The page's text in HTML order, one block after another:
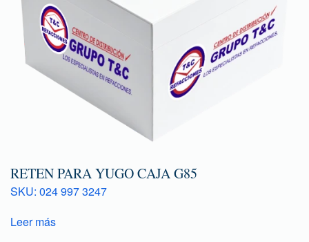
RETEN PARA YUGO CAJA G85
SKU: 024 997 3247
Leer más